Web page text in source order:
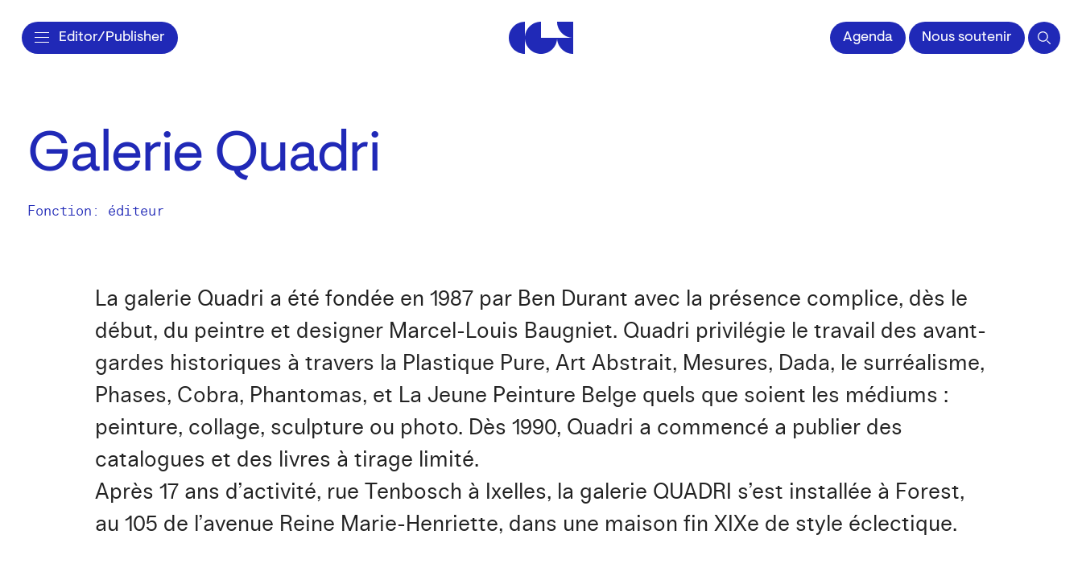
Editor/Publisher Centre de la Gravure et de l'Image impriméeAgenda Nous soutenir
Galerie Quadri
Fonction: éditeur
La galerie Quadri a été fondée en 1987 par Ben Durant avec la présence complice, dès le
début, du peintre et designer Marcel-Louis Baugniet. Quadri privilégie le travail des avant-
gardes historiques à travers la Plastique Pure, Art Abstrait, Mesures, Dada, le surréalisme,
Phases, Cobra, Phantomas, et La Jeune Peinture Belge quels que soient les médiums :
peinture, collage, sculpture ou photo. Dès 1990, Quadri a commencé a publier des
catalogues et des livres à tirage limité.
Après 17 ans d’activité, rue Tenbosch à Ixelles, la galerie QUADRI s’est installée à Forest,
au 105 de l’avenue Reine Marie-Henriette, dans une maison fin XIXe de style éclectique.